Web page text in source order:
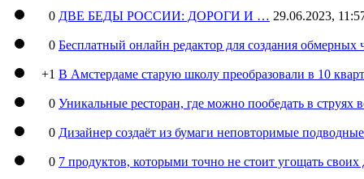
0 ДВЕ БЕДЫ РОССИИ: ДОРОГИ И … 29.06.2023,
0 Бесплатный онлайн редактор для создания обмерных
+1 В Амстердаме старую школу преобразовали в 10
0 Уникальные ресторан, где можно пообедать в струях
0 Дизайнер создаёт из бумаги неповторимые
0 7 продуктов, которыми точно не стоит угощать